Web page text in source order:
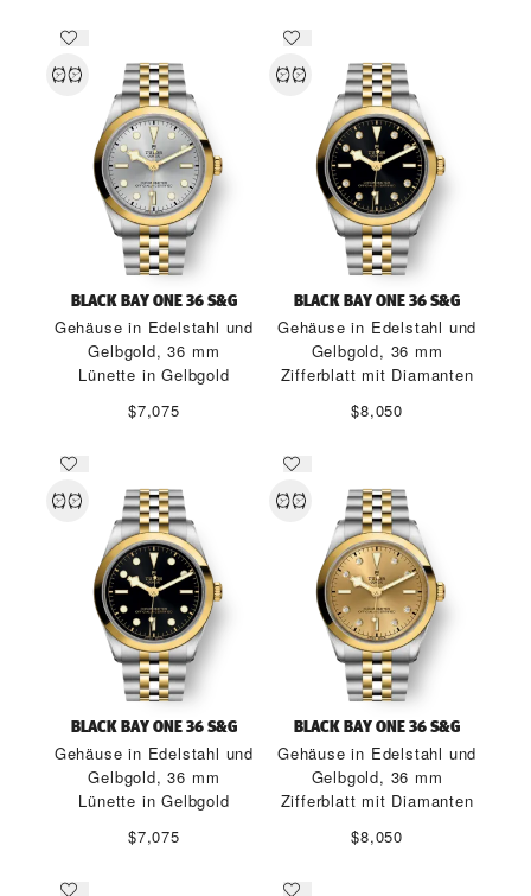
BLACK BAY ONE 36 S&G
Gehäuse in Edelstahl und
Gelbgold, 36 mm
Lünette in Gelbgold
$7,075
BLACK BAY ONE 36 S&G
Gehäuse in Edelstahl und
Gelbgold, 36 mm
Zifferblatt mit Diamanten
$8,050
BLACK BAY ONE 36 S&G
Gehäuse in Edelstahl und
Gelbgold, 36 mm
Lünette in Gelbgold
$7,075
BLACK BAY ONE 36 S&G
Gehäuse in Edelstahl und
Gelbgold, 36 mm
Zifferblatt mit Diamanten
$8,050